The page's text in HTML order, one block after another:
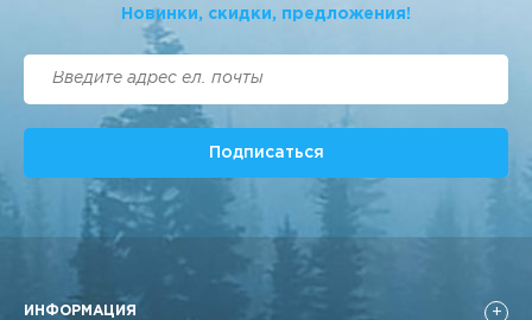
Новинки, cкидки, предложения!
Подписаться
ИНФОРМАЦИЯ